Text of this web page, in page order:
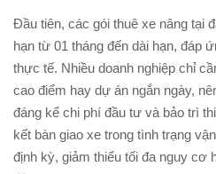
Đầu tiên, các gói thuê xe nâng tại
hạn từ 01 tháng đến dài hạn, đáp
thực tế. Nhiều doanh nghiệp chỉ
cao điểm hay dự án ngắn ngày,
đáng kể chi phí đầu tư và bảo trì
kết bàn giao xe trong tình trạng
định kỳ, giảm thiểu tối đa nguy cơ